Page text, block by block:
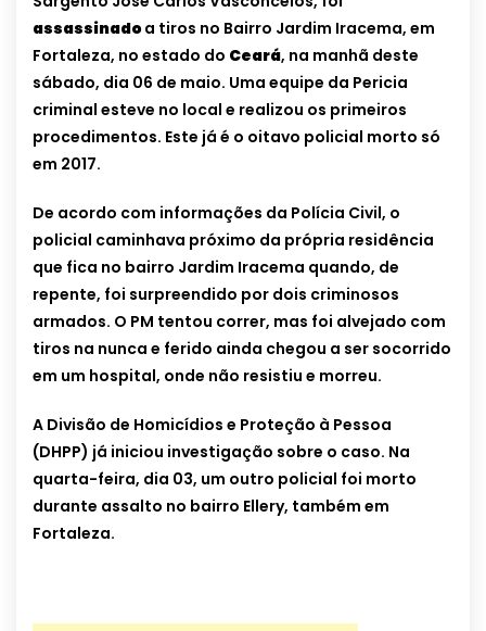
assassinadoa tiros no Bairro Jardim Iracema, em
Fortaleza, no estado do Ceará, na manhã deste
sábado, dia 06 de maio. Uma equipe da Pericia
criminal esteve no local e realizou os primeiros
procedimentos. Este já é o oitavo policial morto só
em 2017.
De acordo com informações da Polícia Civil, o
policial caminhava próximo da própria residência
que fica no bairro Jardim Iracema quando, de
repente, foi surpreendido por dois criminosos
armados. O PM tentou correr, mas foi alvejado com
tiros na nunca e ferido ainda chegou a ser socorrido
em um hospital, onde não resistiu e morreu.
A Divisão de Homicídios e Proteção à Pessoa
(DHPP) já iniciou investigação sobre o caso. Na
quarta-feira, dia 03, um outro policial foi morto
durante assalto no bairro Ellery, também em
Fortaleza.